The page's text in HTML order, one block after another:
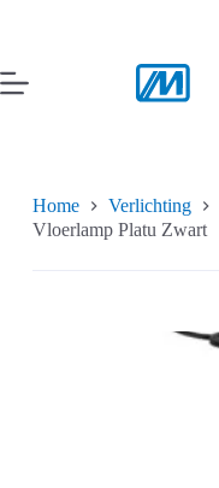
inhoud
Home Verlichting
Vloerlamp Platu Zwart